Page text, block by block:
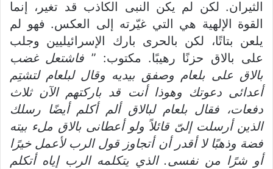
الثيران. لكن لم يكن النبى الكاذب قد تغير، إنما
القوة الإلهية هي التي غيّرته إلى العكس. فهو لم
يلعن بتاتًا، لكن بالحرى بارك الإسرائيليين وجلب
على بالاق حزنًا رهيبًا. مكتوب: ” فاشتعل غضب
بالاق على بلعام وصفق بيديه وقال لبلعام لتشتم
أعدائى دعوتك وهوذا أنت قد باركتهم الآن ثلاث
دفعات، فقال بلعام لبالاق ألم أكلم أيضًا رسلك
الذين أرسلت إلىّ قائلاً ولو أعطانى بالاق ملء بيته
فضة وذهبًا لا أقدر أن أتجاوز قول الرب لأعمل خيرًا
أو شرًا من نفسى. الذي يتكلمه الرب إياه أتكلم